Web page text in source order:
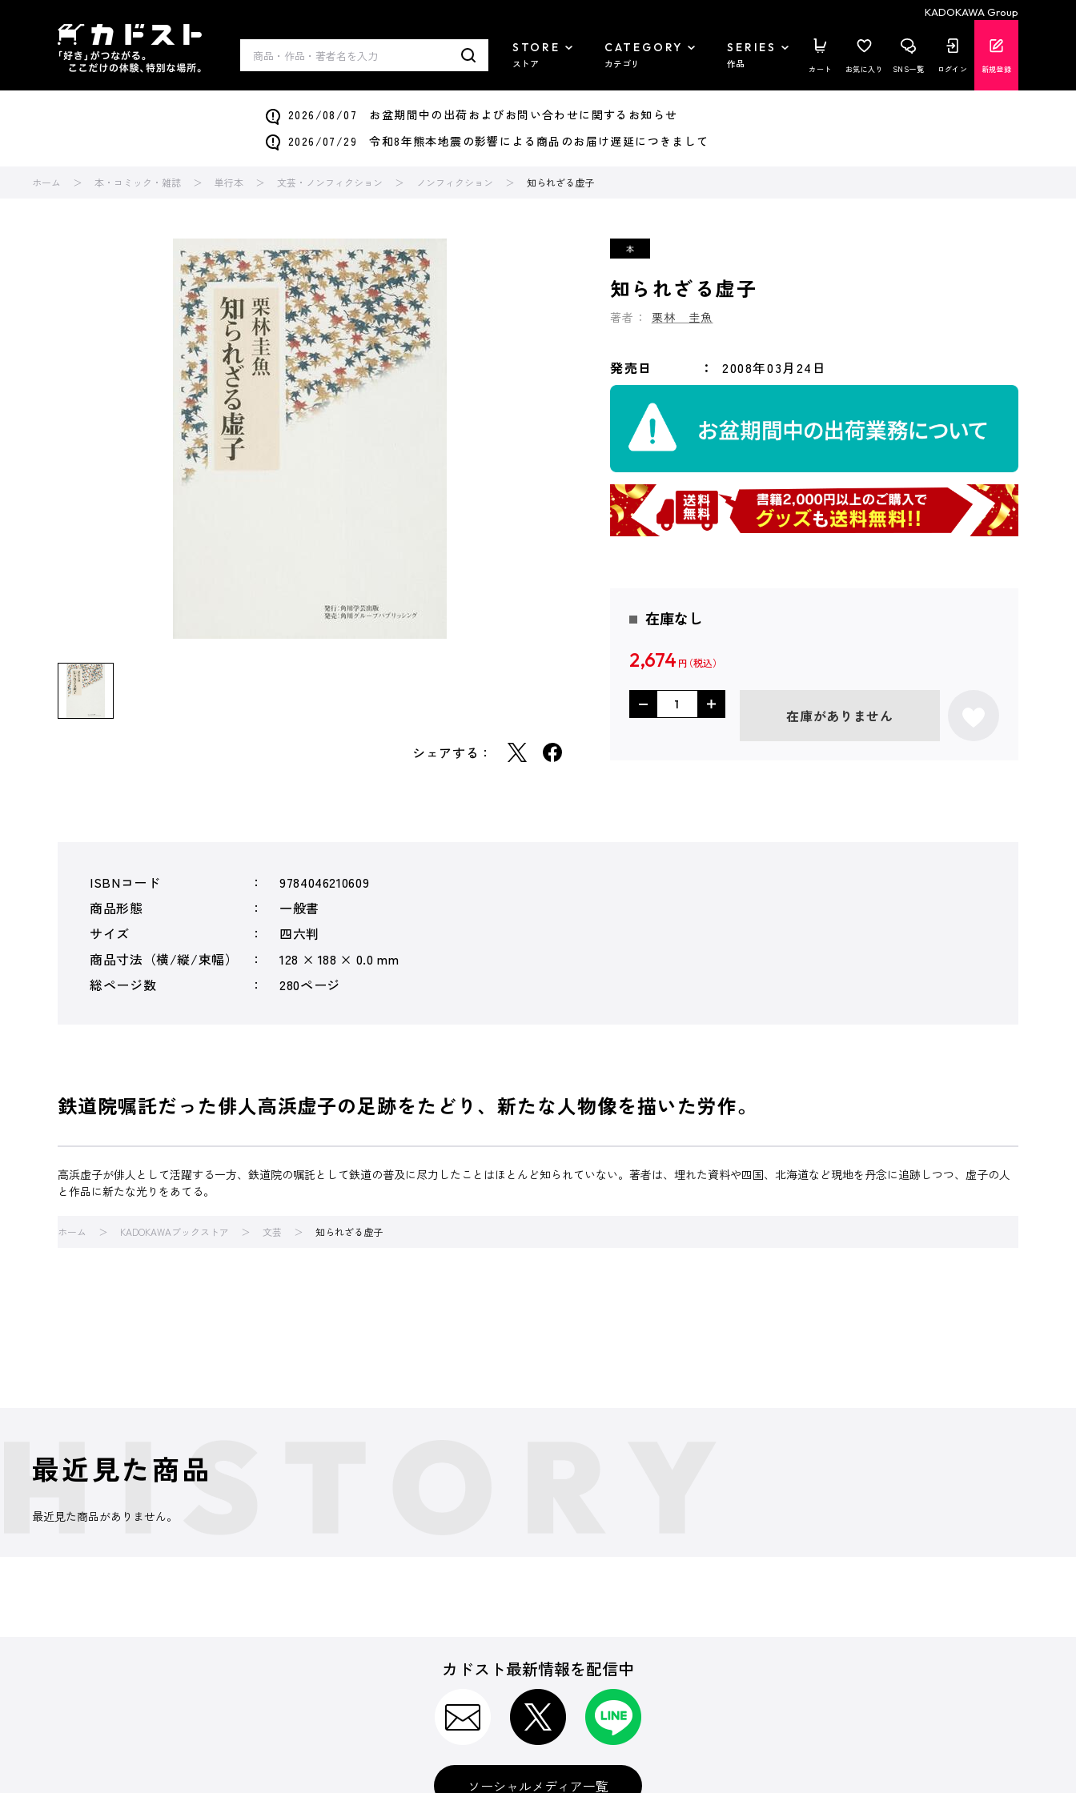
KADOKAWA Group
STORE
ストア
CATEGORY
カテゴリ
SERIES
作品 カート お気に入り SNS一覧 ログイン 新規登録
2026/08/07 お盆期間中の出荷およびお問い合わせに関するお知らせ
2026/07/29 令和8年熊本地震の影響による商品のお届け遅延につきまして
ホーム 本・コミック・雑誌 単行本 文芸・ノンフィクション ノンフィクション 知られざる虚子
シェアする：
知られざる虚子
著者： 栗林 圭魚
発売日 2008年03月24日
在庫なし
2,674 円
在庫がありません
ISBNコード
9784046210609
商品形態
一般書
サイズ
四六判
商品寸法（横/縦/束幅）
128 × 188 × 0.0 mm
総ページ数
280ページ
鉄道院嘱託だった俳人高浜虚子の足跡をたどり、新たな人物像を描いた労作。
高浜虚子が俳人として活躍する一方、鉄道院の嘱託として鉄道の普及に尽力したことはほとんど知られていない。著者は、埋れた資料や四国、北海道など現地を丹念に追跡しつつ、虚子の人
と作品に新たな光りをあてる。
ホーム KADOKAWAブックストア 文芸 知られざる虚子
最近見た商品
最近見た商品がありません。
カドスト最新情報を配信中
ソーシャルメディア一覧